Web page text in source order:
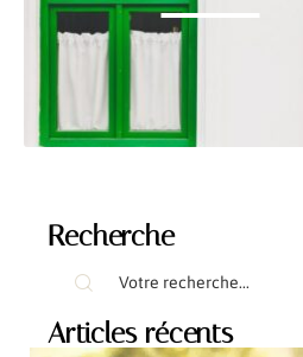
Recherche
Articles récents